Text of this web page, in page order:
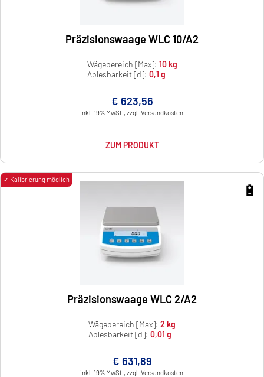
Präzisionswaage WLC 10/A2
Wägebereich [Max]: 10 kg
Ablesbarkeit [d]: 0,1 g
€ 623,56
inkl. 19% MwSt., zzgl. Versandkosten
ZUM PRODUKT
✓ Kalibrierung möglich
🔋
Präzisionswaage WLC 2/A2
Wägebereich [Max]: 2 kg
Ablesbarkeit [d]: 0,01 g
€ 631,89
inkl. 19% MwSt., zzgl. Versandkosten